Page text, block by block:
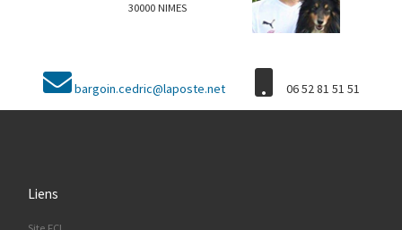
30000 NIMES
bargoin.cedric@laposte.net 06 52 81 51 51
Liens